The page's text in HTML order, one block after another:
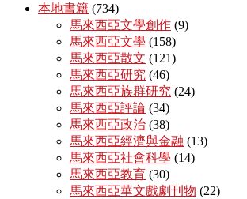
本地書籍 (734)
馬來西亞文學創作 (9)
馬來西亞文學 (158)
馬來西亞散文 (121)
馬來西亞研究 (46)
馬來西亞族群研究 (24)
馬來西亞評論 (34)
馬來西亞政治 (38)
馬來西亞經濟與金融 (13)
馬來西亞社會科學 (14)
馬來西亞教育 (30)
馬來西亞華文戲劇刊物 (22)